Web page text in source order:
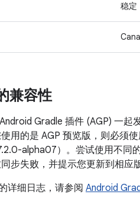
稳定
兼容性
Gradle 插件 (AGP) 一起
用的是 AGP 预览版，则必须
alpha07）。尝试使用不同
步失败，并提示您更新到相应版
详细日志，请参阅 Android